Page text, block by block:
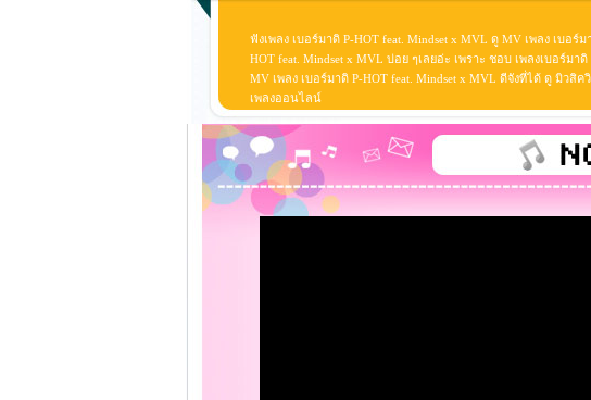
ฟังเพลง เบอร์มาดิ P-HOT feat. Mindset x MVL ดู MV เพลง เบอร์
HOT feat. Mindset x MVL บ่อย ๆเลยอ่ะ เพราะ ชอบ เพลงเบอร์ม
MV เพลง เบอร์มาดิ P-HOT feat. Mindset x MVL ดีจังที่ได้ ดู มิวสิ
เพลงออนไลน์